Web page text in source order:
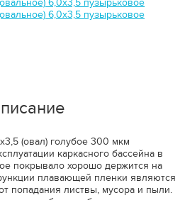
(овал) голубое 300 мкм
каркасного бассейна в
покрывало хорошо держится на
плавающей пленки являются
попадания листвы, мусора и пыли.